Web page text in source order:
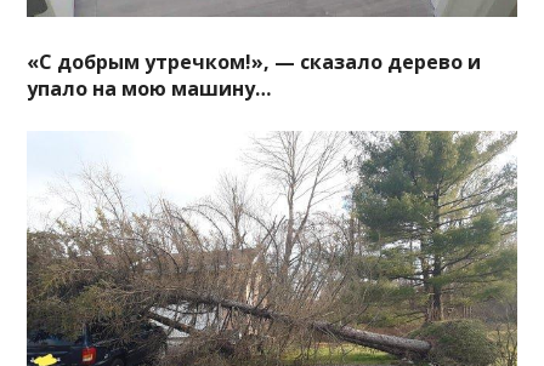
«С добрым утречком!», — сказало дерево и
упало на мою машину…